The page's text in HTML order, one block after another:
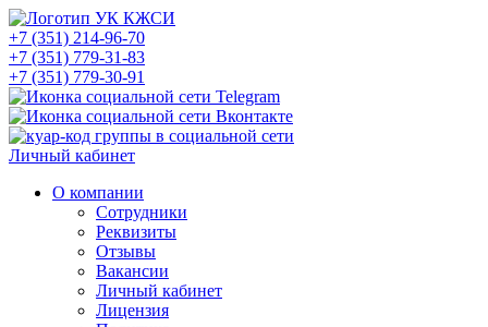
+7 (351) 214-96-70
+7 (351) 779-31-83
+7 (351) 779-30-91
Личный кабинет
О компании
Сотрудники
Реквизиты
Отзывы
Вакансии
Личный кабинет
Лицензия